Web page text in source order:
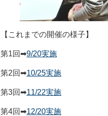
【これまでの開催の様子】
第1回➡9/20実施
第2回➡10/25実施
第3回➡11/22実施
第4回➡12/20実施